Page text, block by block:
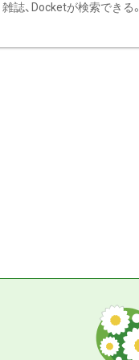
雑誌、Docketが検索できる。